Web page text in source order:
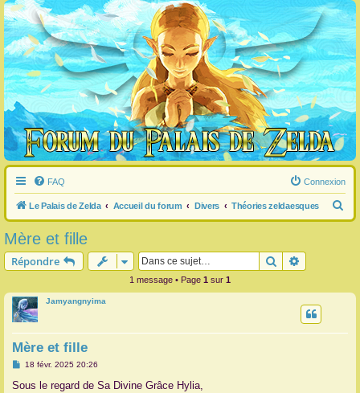
FAQ Connexion
Le Palais de Zelda Accueil du forum Divers Théories zeldaesques
e
Mère et fille
Répondre Rechercher
1 message • Page 1 sur 1
Jamyangnyima
Mère et fille
M
s
18 févr. 2025 20:26
Sous le regard de Sa Divine Grâce Hylia,